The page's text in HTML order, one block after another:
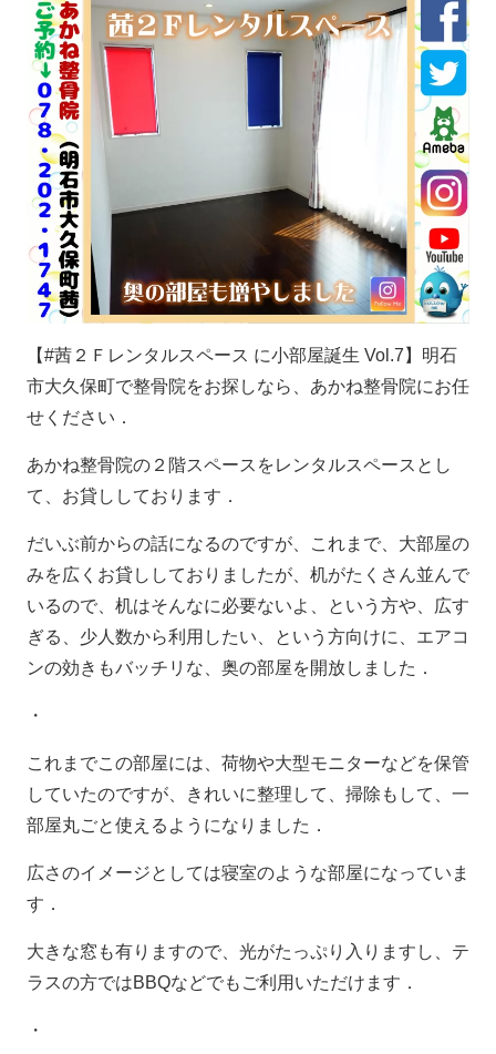
【#茜２Ｆレンタルスペース に小部屋誕生 Vol.7 】明石
市大久保町で整骨院をお探しなら、あかね整骨院にお任
せください．
あかね整骨院の２階スペースをレンタルスペースとし
て、お貸ししております．
だいぶ前からの話になるのですが、これまで、大部屋の
みを広くお貸ししておりましたが、机がたくさん並んで
いるので、机はそんなに必要ないよ、という方や、広す
ぎる、少人数から利用したい、という方向けに、エアコ
ンの効きもバッチリな、奥の部屋を開放しました．
・
これまでこの部屋には、荷物や大型モニターなどを保管
していたのですが、きれいに整理して、掃除もして、一
部屋丸ごと使えるようになりました．
広さのイメージとしては寝室のような部屋になっていま
す．
大きな窓も有りますので、光がたっぷり入りますし、テ
ラスの方ではBBQなどでもご利用いただけます．
・